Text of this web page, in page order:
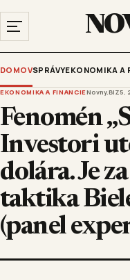
DOMOVSPRÁVYEKONOMIKA A
EKONOMIKA A FINANCIENovny.BIZ5.
Fenomén
Investori
dolára. Je
taktika
(panel